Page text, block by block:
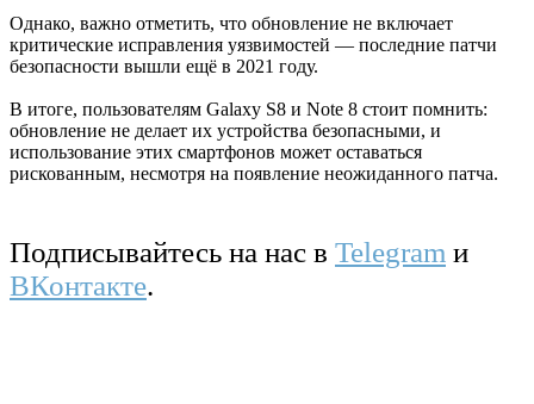
Однако, важно отметить, что обновление не включает
критические исправления уязвимостей — последние патчи
безопасности вышли ещё в 2021 году.
В итоге, пользователям Galaxy S8 и Note 8 стоит помнить:
обновление не делает их устройства безопасными, и
использование этих смартфонов может оставаться
рискованным, несмотря на появление неожиданного патча.
Подписывайтесь на нас в Telegram и
ВКонтакте.